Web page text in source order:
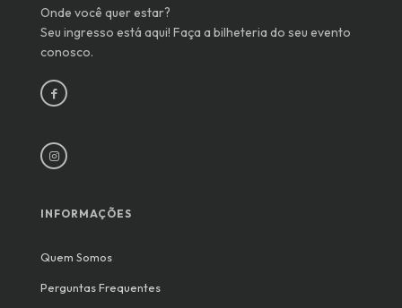
Onde você quer estar?
Seu ingresso está aqui! Faça a bilheteria do seu evento
conosco.
INFORMAÇÕES
Quem Somos
Perguntas Frequentes